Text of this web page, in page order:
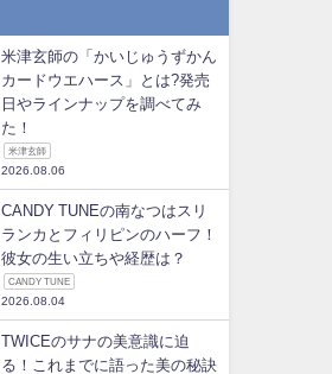
米津玄師の「かいじゅうずかん
カードウエハース」とは?発売
日やラインナップを調べてみ
た！
米津玄師
2026.08.06
CANDY TUNEの南なつはスリ
ランカとフィリピンのハーフ！
彼女の生い立ちや経歴は？
CANDY TUNE
2026.08.04
TWICEのサナの美意識に迫
る！これまでに語った美の秘訣